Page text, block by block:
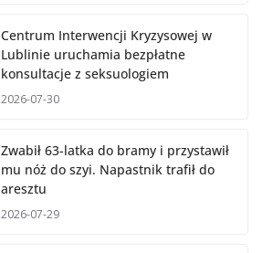
Centrum Interwencji Kryzysowej w
Lublinie uruchamia bezpłatne
konsultacje z seksuologiem
2026-07-30
Zwabił 63-latka do bramy i przystawił
mu nóż do szyi. Napastnik trafił do
aresztu
2026-07-29